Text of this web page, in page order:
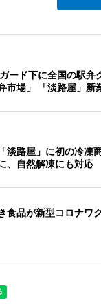
ード下に全国の駅弁
市場」 「淡路屋」新
淡路屋」に初の冷凍
、自然解凍にも対応
食品が新型コロナワ